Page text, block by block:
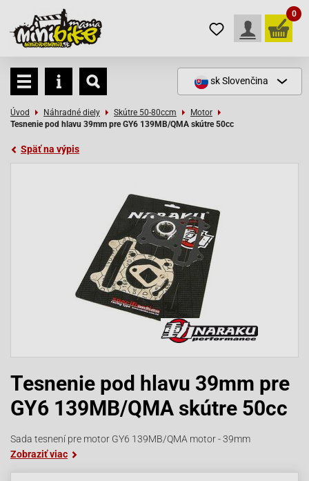
0
skSlovenčina
Úvod Náhradné diely Skútre 50-80ccm
Motor
Tesnenie pod hlavu 39mm pre GY6 139MB/QMA skútre 50cc
Späť na výpis
Tesnenie pod hlavu 39mm pre
GY6 139MB/QMA skútre 50cc
Sada tesnení pre motor GY6 139MB/QMA motor - 39mm
Zobraziť viac